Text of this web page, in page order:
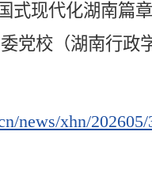
式现代化湖南篇
委党校（湖南行政
news/xhn/